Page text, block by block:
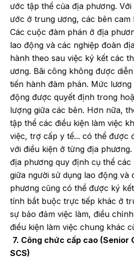
ước tập thể của địa phương.
ước ở trung ương, các bên cam
Các cuộc đàm phán ở địa
lao động và các nghiệp đoàn
hành theo sau việc ký kết các
ương. Bãi công không được
tiến hành đàm phán. Mức
động được quyết định trong
lượng giữa các bên. Hơn nữa,
tập thể các điều kiện làm việc
việc, trợ cấp y tế... có thể được
với điều kiện ở từng địa
địa phương quy định cụ thể
giữa người sử dụng lao động và
phương cũng có thể được ký
tính bắt buộc trực tiếp khác ở
sự bảo đảm việc làm, điều
điều kiện làm việc chung khác
7. Công chức cấp cao (Senior
SCS)